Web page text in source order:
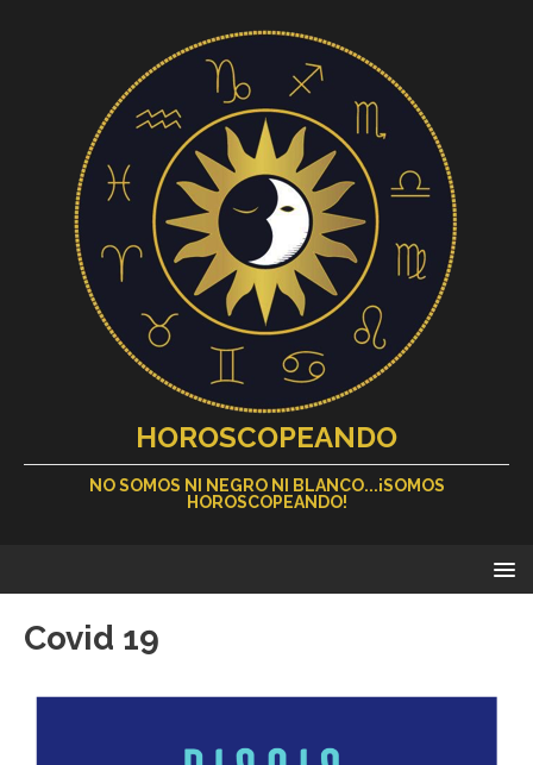
HOROSCOPEANDO
NO SOMOS NI NEGRO NI BLANCO...¡SOMOS
HOROSCOPEANDO!
Covid 19